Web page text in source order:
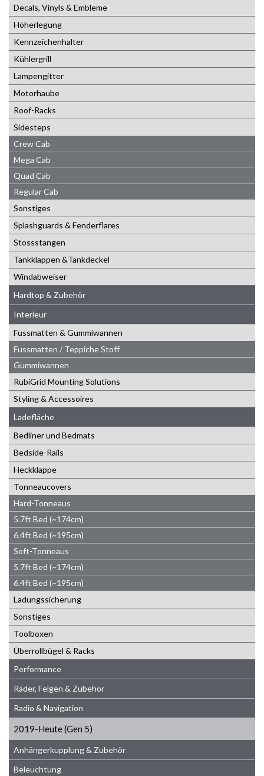
Decals, Vinyls & Embleme
Höherlegung
Kennzeichenhalter
Kühlergrill
Lampengitter
Motorhaube
Roof-Racks
Sidesteps
Crew Cab
Mega Cab
Quad Cab
Regular Cab
Sonstiges
Splashguards & Fenderflares
Stossstangen
Tankklappen &Tankdeckel
Windabweiser
Hardtop & Zubehör
Interieur
Fussmatten & Gummiwannen
Fussmatten / Teppiche Stoff
Gummiwannen
RubiGrid Mounting Solutions
Styling & Accessoires
Ladefläche
Bedliner und Bedmats
Bedside-Rails
Heckklappe
Tonneaucovers
Hard-Tonneaus
5.7ft Bed (~174cm)
6.4ft Bed (~195cm)
Soft-Tonneaus
5.7ft Bed (~174cm)
6.4ft Bed (~195cm)
Ladungssicherung
Sonstiges
Toolboxen
Überrollbügel & Racks
Performance
Räder, Felgen & Zubehör
Radio & Navigation
2019-Heute (Gen 5)
Anhängerkupplung & Zubehör
Beleuchtung